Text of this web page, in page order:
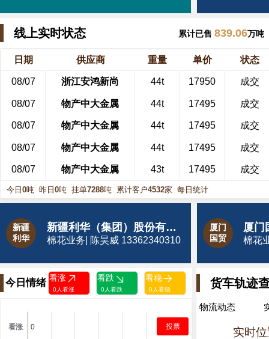
线上实时状态 累计已售 839.06万吨
日期 供应商 重量 单价 状态
08/07 浙江安鸿新尚 44t 17950 成交
08/07 物产中大金属 44t 17495 成交
08/07 物产中大金属 44t 17495 成交
08/07 物产中大金属 44t 17495 成交
08/07 物产中大金属 43t 17495 成交
08/07 物产中大金属 43t 17515
今日 0吨 昨日 0吨 挂单7288吨 累计客户4532家 每日统计
新疆
利华
新疆利华（集团）股份有限公司
棉花业务| 陈昊威 13362340310
厦门
国贸
厦门
棉花
今日情绪 看涨
0人看涨
看跌
0人看跌
看稳
0人看稳
投票
货车轨迹
物流动态
实时